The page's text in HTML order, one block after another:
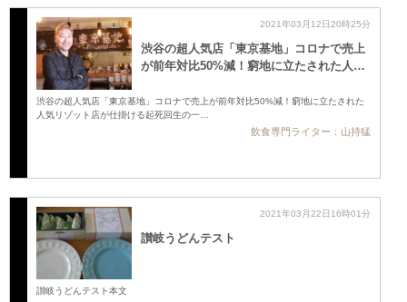
2021年03月12日20時25分
渋谷の超人気店「東京基地」コロナで売上
が前年対比50%減！窮地に立たされた人…
渋谷の超人気店「東京基地」コロナで売上が前年対比50%減！窮地に立たされた
人気リゾット店が仕掛ける起死回生の一…
飲食専門ライター：山持猛
2021年03月22日16時01分
讃岐うどんテスト
讃岐うどんテスト本文